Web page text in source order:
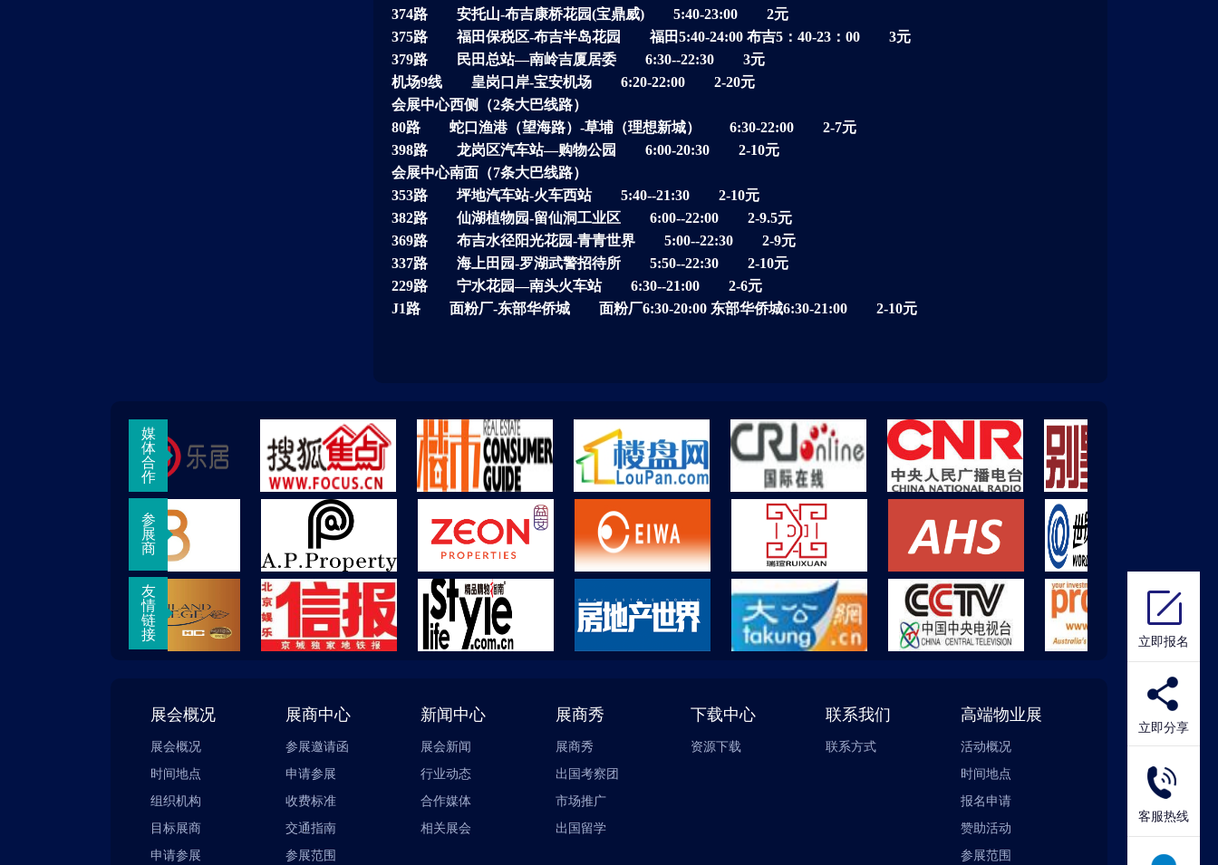
374路 安托山-布吉康桥花园(宝鼎威) 5:40-23:00 2元
375路 福田保税区-布吉半岛花园 福田5:40-24:00 布吉5：40-23：00 3元
379路 民田总站—南岭吉厦居委 6:30--22:30 3元
机场9线 皇岗口岸-宝安机场 6:20-22:00 2-20元
会展中心西侧（2条大巴线路）
80路 蛇口渔港（望海路）-草埔（理想新城） 6:30-22:00 2-7元
398路 龙岗区汽车站—购物公园 6:00-20:30 2-10元
会展中心南面（7条大巴线路）
353路 坪地汽车站-火车西站 5:40--21:30 2-10元
382路 仙湖植物园-留仙洞工业区 6:00--22:00 2-9.5元
369路 布吉水径阳光花园-青青世界 5:00--22:30 2-9元
337路 海上田园-罗湖武警招待所 5:50--22:30 2-10元
229路 宁水花园—南头火车站 6:30--21:00 2-6元
J1路 面粉厂-东部华侨城 面粉厂6:30-20:00 东部华侨城6:30-21:00 2-10元
媒
体
合
作
参
展
商
友
情
链
接
展会概况
展会概况
时间地点
组织机构
目标展商
申请参展
展商中心
参展邀请函
申请参展
收费标准
交通指南
参展范围
新闻中心
展会新闻
行业动态
合作媒体
相关展会
展商秀
展商秀
出国考察团
市场推广
出国留学
下载中心
资源下载
联系我们
联系方式
高端物业展
活动概况
时间地点
报名申请
赞助活动
参展范围
立即报名
立即分享
客服热线